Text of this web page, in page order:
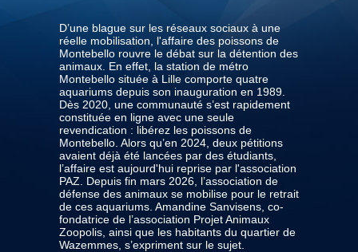
D’une blague sur les réseaux sociaux à une
réelle mobilisation, l'affaire des poissons de
Montebello rouvre le débat sur la détention des
animaux. En effet, la station de métro
Montebello située à Lille comporte quatre
aquariums depuis son inauguration en 1989.
Dès 2020, une communauté s’est rapidement
constituée en ligne avec une seule
revendication : libérez les poissons de
Montebello. Alors qu’en 2024, deux pétitions
avaient déjà été lancées par des étudiants,
l’affaire est aujourd'hui reprise par l'association
PAZ. Depuis fin mars 2026, l’association de
défense des animaux se mobilise pour le retrait
de ces aquariums. Amandine Sanvisens, co-
fondatrice de l’association Projet Animaux
Zoopolis, ainsi que les habitants du quartier de
Wazemmes, s’expriment sur le sujet.